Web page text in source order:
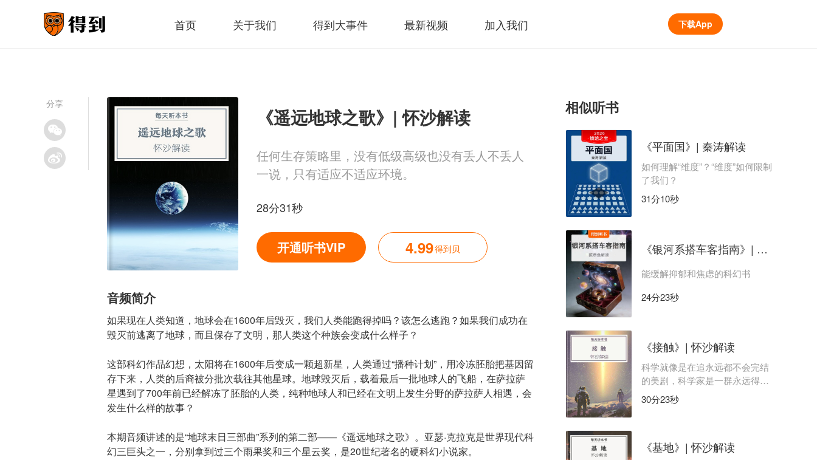
首页 关于我们 得到大事件 最新视频 加入我们 下载App
分享
《遥远地球之歌》| 怀沙解读
任何生存策略里，没有低级高级也没有丢人不丢人
一说，只有适应不适应环境。
28分31秒
开通听书VIP 4.99得到贝
音频简介
如果现在人类知道，地球会在1600年后毁灭，我们人类能跑得掉吗？该怎么逃跑？如果我们成功在
毁灭前逃离了地球，而且保存了文明，那人类这个种族会变成什么样子？
这部科幻作品幻想，太阳将在1600年后变成一颗超新星，人类通过“播种计划”，用冷冻胚胎把基因留
存下来，人类的后裔被分批次载往其他星球。地球毁灭后，载着最后一批地球人的飞船，在萨拉萨
星遇到了700年前已经解冻了胚胎的人类，纯种地球人和已经在文明上发生分野的萨拉萨人相遇，会
发生什么样的故事？
本期音频讲述的是“地球末日三部曲”系列的第二部——《遥远地球之歌》。亚瑟·克拉克是世界现代科
幻三巨头之一，分别拿到过三个雨果奖和三个星云奖，是20世纪著名的硬科幻小说家。
相似听书
《平面国》| 秦涛解读
如何理解“维度”？“维度”如何限制
了我们？
31分10秒
《银河系搭车客指南》| 陈章鱼解读
能缓解抑郁和焦虑的科幻书
24分23秒
《接触》| 怀沙解读
科学就像是在追永远都不会完结
的美剧，科学家是一群永远得不
到终极答案的人。
30分23秒
《基地》| 怀沙解读